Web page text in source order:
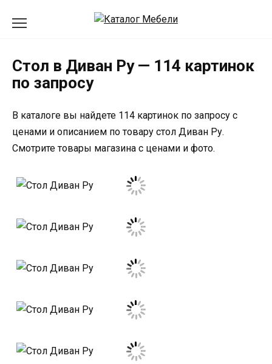
Стол в Диван Ру — 114 картинок
по запросу
В каталоге вы найдете 114 картинок по запросу с
ценами и описанием по товару стол Диван Ру.
Смотрите товары магазина с ценами и фото.